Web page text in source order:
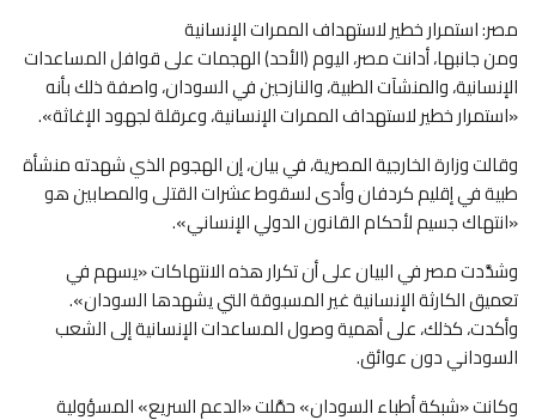
مصر: استمرار خطير لاستهداف الممرات الإنسانية
ومن جانبها، أدانت مصر، اليوم (الأحد) الهجمات على قوافل المساعدات
الإنسانية، والمنشآت الطبية، والنازحين في السودان، واصفة ذلك بأنه
«استمرار خطير لاستهداف الممرات الإنسانية، وعرقلة لجهود الإغاثة».
وقالت وزارة الخارجية المصرية، في بيان، إن الهجوم الذي شهدته منشأة
طبية في إقليم كردفان وأدى لسقوط عشرات القتلى والمصابين هو
«انتهاك جسيم لأحكام القانون الدولي الإنساني».
وشدَّدت مصر في البيان على أن تكرار هذه الانتهاكات «يسهم في
تعميق الكارثة الإنسانية غير المسبوقة التي يشهدها السودان».
وأكدت، كذلك، على أهمية وصول المساعدات الإنسانية إلى الشعب
السوداني دون عوائق.
وكانت «شبكة أطباء السودان» حمَّلت «الدعم السريع» المسؤولية